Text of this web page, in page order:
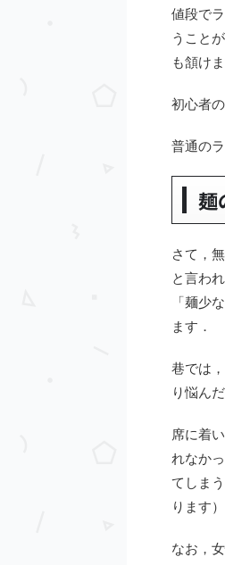
値段で
うこと
も頷け
初心者
普通の
麺
さて，
と言わ
「麺少
ます．
巷では
り悩ん
席に着
れなか
てしま
ります）
なお，